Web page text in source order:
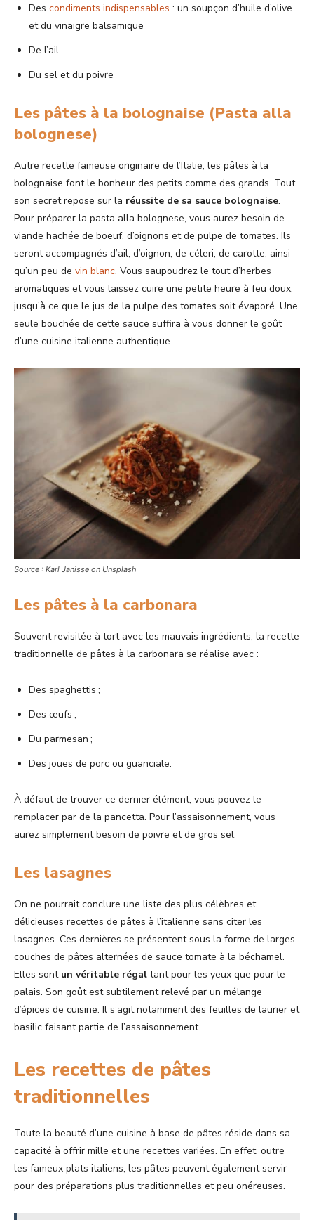
Des condiments indispensables : un soupçon d’huile d’olive
et du vinaigre balsamique
De l’ail
Du sel et du poivre
Les pâtes à la bolognaise (Pasta alla
bolognese)
Autre recette fameuse originaire de l’Italie, les pâtes à la
bolognaise font le bonheur des petits comme des grands. Tout
son secret repose sur la réussite de sa sauce bolognaise.
Pour préparer la pasta alla bolognese, vous aurez besoin de
viande hachée de boeuf, d’oignons et de pulpe de tomates. Ils
seront accompagnés d’ail, d’oignon, de céleri, de carotte, ainsi
qu’un peu de vin blanc. Vous saupoudrez le tout d’herbes
aromatiques et vous laissez cuire une petite heure à feu doux,
jusqu’à ce que le jus de la pulpe des tomates soit évaporé. Une
seule bouchée de cette sauce suffira à vous donner le goût
d’une cuisine italienne authentique.
Source : Karl Janisse on Unsplash
Les pâtes à la carbonara
Souvent revisitée à tort avec les mauvais ingrédients, la recette
traditionnelle de pâtes à la carbonara se réalise avec :
Des spaghettis ;
Des œufs ;
Du parmesan ;
Des joues de porc ou guanciale.
À défaut de trouver ce dernier élément, vous pouvez le
remplacer par de la pancetta. Pour l’assaisonnement, vous
aurez simplement besoin de poivre et de gros sel.
Les lasagnes
On ne pourrait conclure une liste des plus célèbres et
délicieuses recettes de pâtes à l’italienne sans citer les
lasagnes. Ces dernières se présentent sous la forme de larges
couches de pâtes alternées de sauce tomate à la béchamel.
Elles sont un véritable régal tant pour les yeux que pour le
palais. Son goût est subtilement relevé par un mélange
d’épices de cuisine. Il s’agit notamment des feuilles de laurier et
basilic faisant partie de l’assaisonnement.
Les recettes de pâtes
traditionnelles
Toute la beauté d’une cuisine à base de pâtes réside dans sa
capacité à offrir mille et une recettes variées. En effet, outre
les fameux plats italiens, les pâtes peuvent également servir
pour des préparations plus traditionnelles et peu onéreuses.